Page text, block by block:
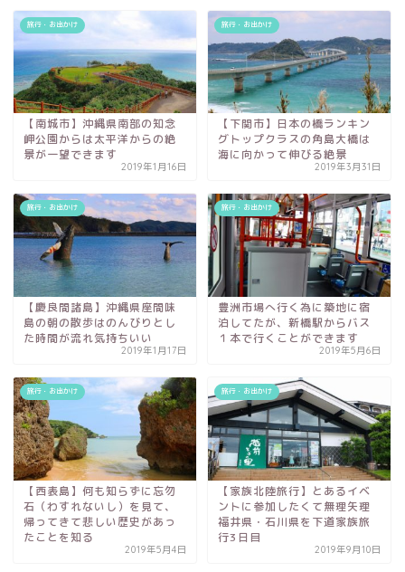
旅行・お出かけ
【南城市】沖縄県南部の知念
岬公園からは太平洋からの絶
景が一望できます
2019年1月16日
旅行・お出かけ
【下関市】日本の橋ランキン
グトップクラスの角島大橋は
海に向かって伸びる絶景
2019年3月31日
旅行・お出かけ
【慶良間諸島】沖縄県座間味
島の朝の散歩はのんびりとし
た時間が流れ気持ちいい
2019年1月17日
旅行・お出かけ
豊洲市場へ行く為に築地に宿
泊してたが、新橋駅からバス
１本で行くことができます
2019年5月6日
旅行・お出かけ
【西表島】何も知らずに忘勿
石（わすれないし）を見て、
帰ってきて悲しい歴史があっ
たことを知る
2019年5月4日
旅行・お出かけ
【家族北陸旅行】とあるイベ
ントに参加したくて無理矢理
福井県・石川県を下道家族旅
行3日目
2019年9月10日